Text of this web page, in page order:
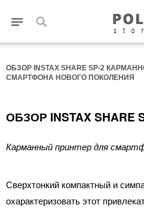
ОБЗОР INSTAX SHARE SP-2
СМАРТФОНА НОВОГО ПОКОЛЕНИЯ
ОБЗОР INSTAX SHARE
Карманный принтер для
Сверхтонкий компактный и
охарактеризовать этот